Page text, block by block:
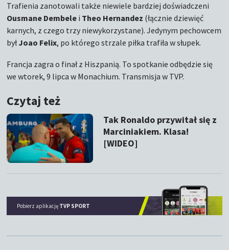
Trafienia zanotowali także niewiele bardziej doświadczeni
Ousmane Dembele i Theo Hernandez (łącznie dziewięć
karnych, z czego trzy niewykorzystane). Jedynym pechowcem
byłJoao Felix, po którego strzale piłka trafiła w słupek.
Francja zagra o finał z Hiszpanią. To spotkanie odbędzie się
we wtorek, 9 lipca w Monachium. Transmisja w TVP.
Czytaj też
Tak Ronaldo przywitał się z
Marciniakiem. Klasa!
[WIDEO]
Pobierz aplikację TVP SPORT